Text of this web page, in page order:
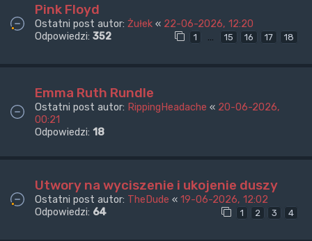
Pink Floyd
Ostatni post autor: Żułek « 22-06-2026, 12:20
Odpowiedzi: 352 1 … 15 16 17 18
Emma Ruth Rundle
Ostatni post autor: RippingHeadache « 20-06-2026,
00:21
Odpowiedzi: 18
Utwory na wyciszenie i ukojenie duszy
Ostatni post autor: TheDude « 19-06-2026, 12:02
Odpowiedzi: 64 1 2 3 4